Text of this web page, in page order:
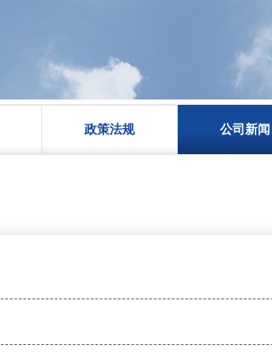
政策法规 公司新闻